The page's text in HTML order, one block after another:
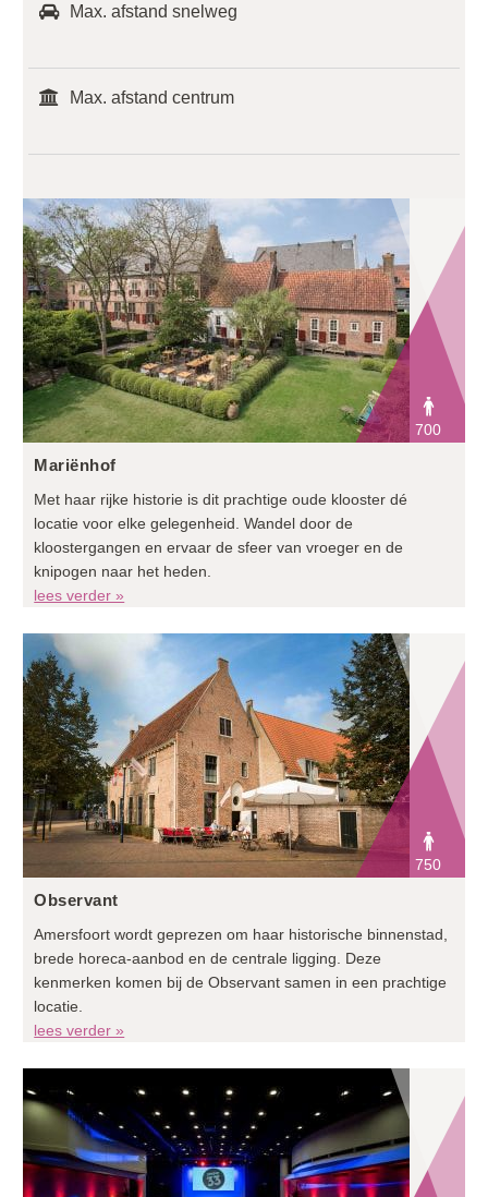
Max. afstand snelweg
Max. afstand centrum
700
Mariënhof
Met haar rijke historie is dit prachtige oude klooster dé
locatie voor elke gelegenheid. Wandel door de
kloostergangen en ervaar de sfeer van vroeger en de
knipogen naar het heden.
lees verder »
750
Observant
Amersfoort wordt geprezen om haar historische binnenstad,
brede horeca-aanbod en de centrale ligging. Deze
kenmerken komen bij de Observant samen in een prachtige
locatie.
lees verder »